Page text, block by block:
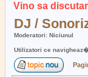
Vino sa
DJ /
Moderatori: Niciunul
Utilizatori ce